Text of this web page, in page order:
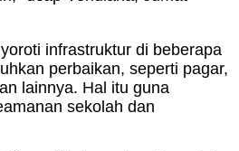
infrastruktur di beberapa
perbaikan, seperti pagar,
lainnya. Hal itu guna
sekolah dan